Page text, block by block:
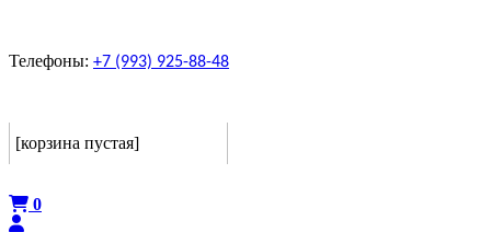
Телефоны: +7 (993) 925-88-48
[корзина пустая]
0